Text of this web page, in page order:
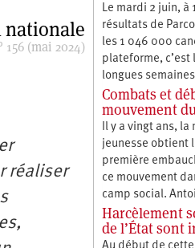
nationale
156 (mai 2024)
réaliser
Le mardi 2 juin, à
résultats de
les 1 046 000
plateforme,
longues
Combats et
mouvement
Il y a vingt ans,
jeunesse obtient
première
ce mouvement
camp social.
Harcèlement
de l’État sont